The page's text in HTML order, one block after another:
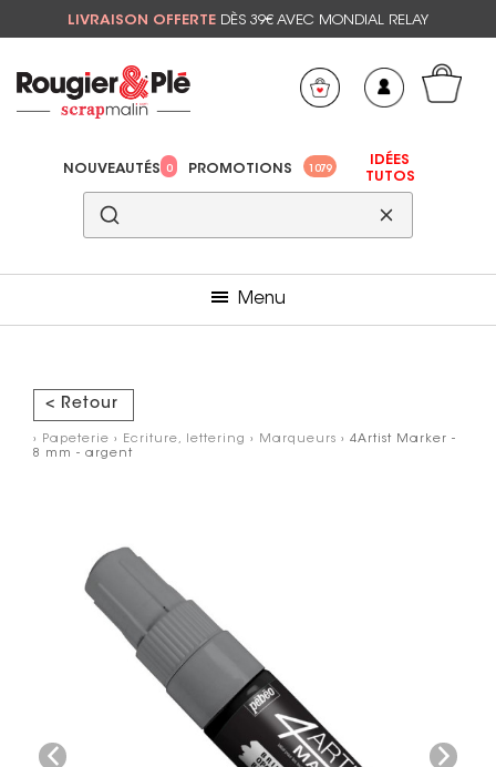
LIVRAISON OFFERTE DÈS 39€ AVEC MONDIAL RELAY
NOUVEAUTÉS 0 PROMOTIONS 1079
IDÉES
TUTOS
Menu
< Retour
› Papeterie › Ecriture, lettering › Marqueurs › 4Artist Marker -
8 mm - argent